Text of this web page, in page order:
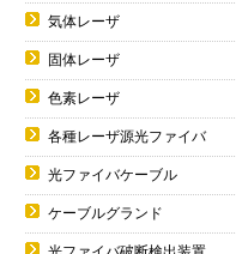
気体レーザ
固体レーザ
色素レーザ
各種レーザ源光ファイバ
光ファイバケーブル
ケーブルグランド